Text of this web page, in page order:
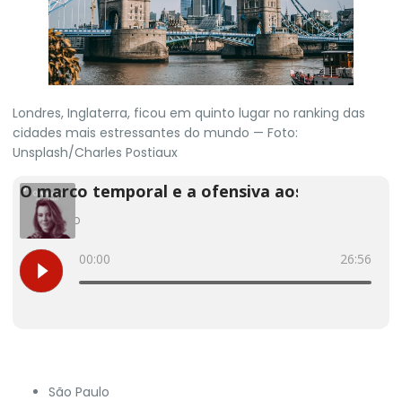
Londres, Inglaterra, ficou em quinto lugar no ranking das
cidades mais estressantes do mundo — Foto:
Unsplash/Charles Postiaux
São Paulo